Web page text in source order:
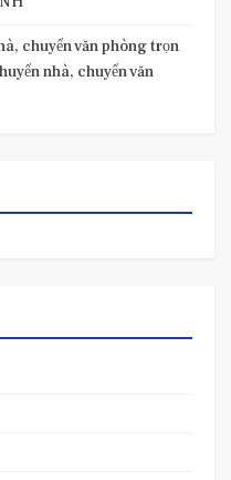
chuyển văn phòng trọn
nhà, chuyển văn